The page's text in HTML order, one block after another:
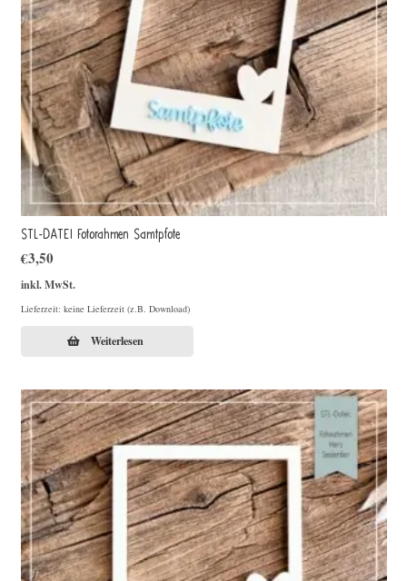
STL-DATEI Fotorahmen Samtpfote
€3,50
inkl. MwSt.
Lieferzeit: keine Lieferzeit (z.B. Download)
Weiterlesen